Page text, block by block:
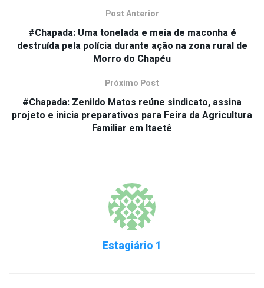
Post Anterior
#Chapada: Uma tonelada e meia de maconha é
destruída pela polícia durante ação na zona rural de
Morro do Chapéu
Próximo Post
#Chapada: Zenildo Matos reúne sindicato, assina
projeto e inicia preparativos para Feira da Agricultura
Familiar em Itaetê
Estagiário 1